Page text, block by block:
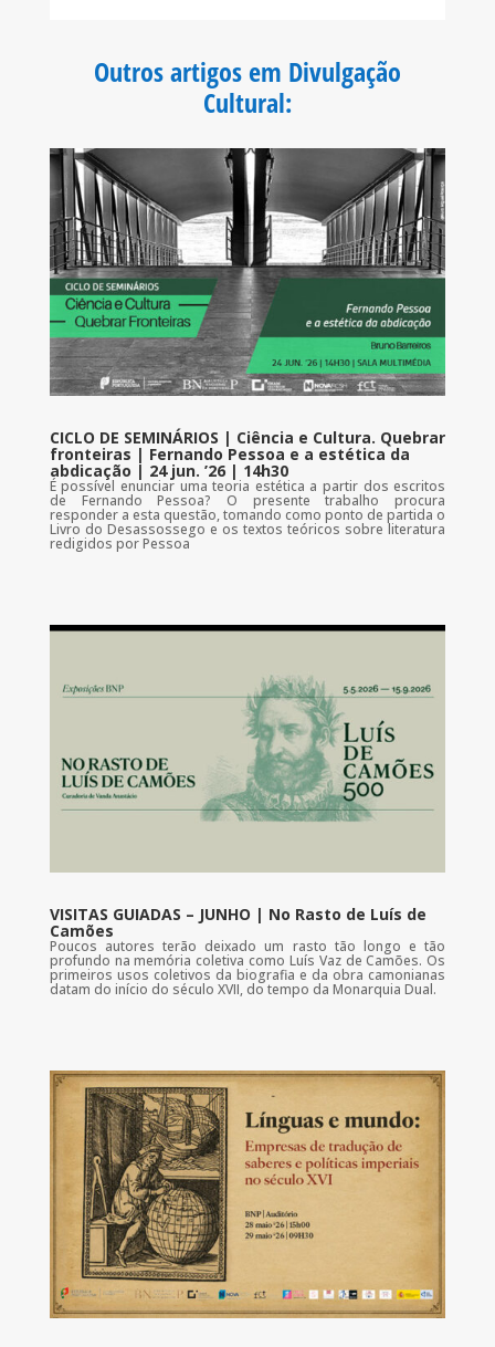
o
r
A
p
Outros artigos em Divulgação
Cultural:
CICLO DE SEMINÁRIOS | Ciência e Cultura. Quebrar
fronteiras | Fernando Pessoa e a estética da
abdicação | 24 jun. ’26 | 14h30
É possível enunciar uma teoria estética a partir dos escritos
de Fernando Pessoa? O presente trabalho procura
responder a esta questão, tomando como ponto de partida o
Livro do Desassossego e os textos teóricos sobre literatura
redigidos por Pessoa
VISITAS GUIADAS – JUNHO | No Rasto de Luís de
Camões
Poucos autores terão deixado um rasto tão longo e tão
profundo na memória coletiva como Luís Vaz de Camões. Os
primeiros usos coletivos da biografia e da obra camonianas
datam do início do século XVII, do tempo da Monarquia Dual.